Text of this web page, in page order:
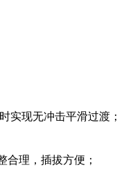
实现无冲击平滑过渡；
理，插拔方便；